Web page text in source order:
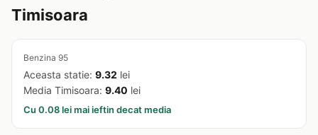
Timisoara
Benzina 95
Aceasta statie: 9.32 lei
Media Timisoara: 9.40 lei
Cu 0.08 lei mai ieftin decat media